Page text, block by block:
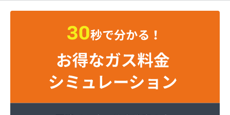
マルヰガス東京株式会社
ミナミ油化株式会社
ミライフ株式会社 あきる野店
ヤオキン商事株式会社
やまはちプロパン株式会社